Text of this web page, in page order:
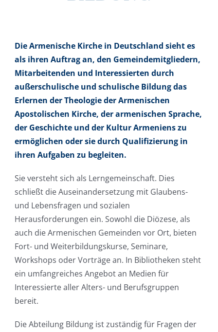
Die Armenische Kirche in Deutschland sieht es
als ihren Auftrag an, den Gemeindemitgliedern,
Mitarbeitenden und Interessierten durch
außerschulische und schulische Bildung das
Erlernen der Theologie der Armenischen
Apostolischen Kirche, der armenischen Sprache,
der Geschichte und der Kultur Armeniens zu
ermöglichen oder sie durch Qualifizierung in
ihren Aufgaben zu begleiten.
Sie versteht sich als Lerngemeinschaft. Dies
schließt die Auseinandersetzung mit Glaubens-
und Lebensfragen und sozialen
Herausforderungen ein. Sowohl die Diözese, als
auch die Armenischen Gemeinden vor Ort, bieten
Fort- und Weiterbildungskurse, Seminare,
Workshops oder Vorträge an. In Bibliotheken steht
ein umfangreiches Angebot an Medien für
Interessierte aller Alters- und Berufsgruppen
bereit.
Die Abteilung Bildung ist zuständig für Fragen der